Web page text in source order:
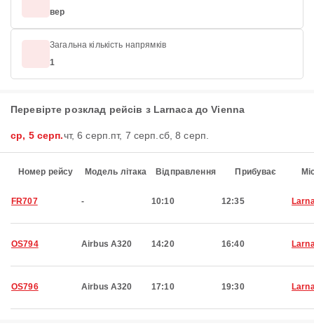
вер
Загальна кількість напрямків
1
Перевірте розклад рейсів з Larnaca до Vienna
ср, 5 серп.чт, 6 серп. пт, 7 серп. сб, 8 серп.
Номер рейсу Модель літака Відправлення Прибуває
FR707 - 10:10 12:35
OS794 Airbus A320 14:20 16:40
OS796 Airbus A320 17:10 19:30